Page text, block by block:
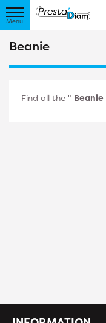
Beanie
Find all the " Beanie